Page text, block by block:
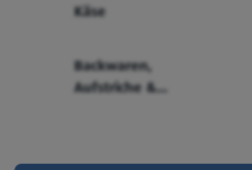
Käse
Backwaren,
Aufstriche &